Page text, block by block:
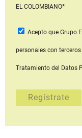
EL COLOMBIANO*
Acepto que Grupo
personales con
Tratamiento del Datos